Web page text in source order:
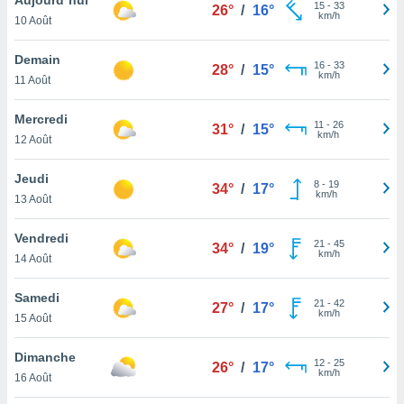
et
»,
au
vous
qu'ils
ou
le
ainsi
un
la
du
10 Août
26° / 16° 15- 33
km/h
Demain
11 Août
28° / 15° 16- 33
km/h
Mercredi
12 Août
31° / 15° 11 - 26
km/h
Jeudi
13 Août
34° / 17° 8- 19
km/h
Vendredi
14 Août
34° / 19° 21 - 45
km/h
Samedi
15 Août
27° / 17° 21 - 42
km/h
Dimanche
16 Août
26° / 17° 12- 25
km/h